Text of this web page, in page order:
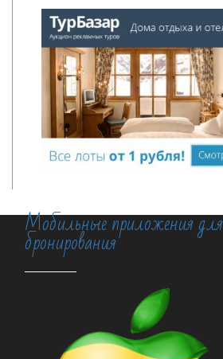
Мобильные приложения для
бронирования